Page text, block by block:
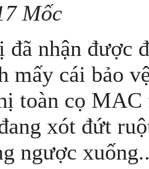
Mốc
đã nhận được
mấy cái bảo
toàn cọ
xót đứt
ngược